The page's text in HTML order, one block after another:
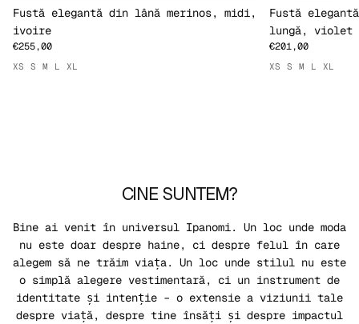
Fustă elegantă din lână merinos, midi,
ivoire
€255,00
XS S M L XL
Fustă
lungă, violet
€201,00
XS S M L XL
CINE SUNTEM?
Bine ai venit în universul Ipanomi. Un loc unde moda
nu este doar despre haine, ci despre felul în care
alegem să ne trăim viața. Un loc unde stilul nu este
o simplă alegere vestimentară, ci un instrument de
identitate și intenție – o extensie a viziunii tale
despre viață, despre tine însăți și despre impactul